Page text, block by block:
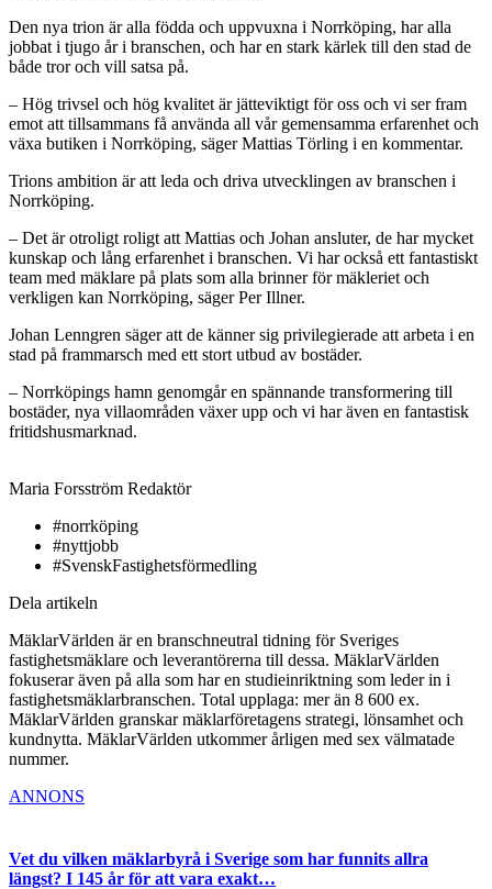
Den nya trion är alla födda och uppvuxna i Norrköping, har alla
jobbat i tjugo år i branschen, och har en stark kärlek till den stad de
både tror och vill satsa på.
– Hög trivsel och hög kvalitet är jätteviktigt för oss och vi ser fram
emot att tillsammans få använda all vår gemensamma erfarenhet och
växa butiken i Norrköping, säger Mattias Törling i en kommentar.
Trions ambition är att leda och driva utvecklingen av branschen i
Norrköping.
– Det är otroligt roligt att Mattias och Johan ansluter, de har mycket
kunskap och lång erfarenhet i branschen. Vi har också ett fantastiskt
team med mäklare på plats som alla brinner för mäkleriet och
verkligen kan Norrköping, säger Per Illner.
Johan Lenngren säger att de känner sig privilegierade att arbeta i en
stad på frammarsch med ett stort utbud av bostäder.
– Norrköpings hamn genomgår en spännande transformering till
bostäder, nya villaområden växer upp och vi har även en fantastisk
fritidshusmarknad.
Maria Forsström Redaktör
#norrköping
#nyttjobb
#SvenskFastighetsförmedling
Dela artikeln
MäklarVärlden är en branschneutral tidning för Sveriges
fastighetsmäklare och leverantörerna till dessa. MäklarVärlden
fokuserar även på alla som har en studieinriktning som leder in i
fastighetsmäklarbranschen. Total upplaga: mer än 8 600 ex.
MäklarVärlden granskar mäklarföretagens strategi, lönsamhet och
kundnytta. MäklarVärlden utkommer årligen med sex välmatade
nummer.
ANNONS
Vet du vilken mäklarbyrå i Sverige som har funnits allra
längst? I 145 år för att vara exakt…